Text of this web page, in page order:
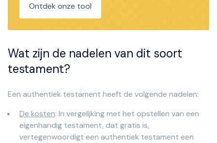
Ontdek onze tool
Wat zijn de nadelen van dit soort
testament?
Een authentiek testament heeft de volgende nadelen:
De kosten: In vergelijking met het opstellen van een
eigenhandig testament, dat gratis is,
vertegenwoordigt een authentiek testament een